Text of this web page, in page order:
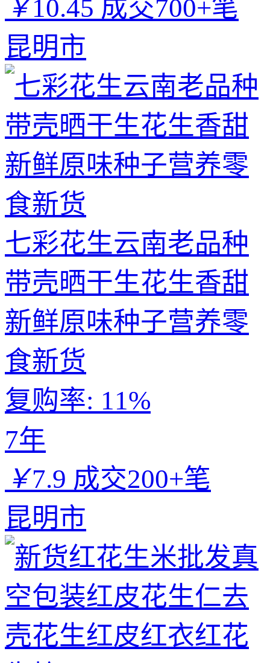
￥10.45 成交700+笔
昆明市
七彩花生云南老品种
带壳晒干生花生香甜
新鲜原味种子营养零
食新货
复购率: 11%
7年
￥7.9 成交200+笔
昆明市